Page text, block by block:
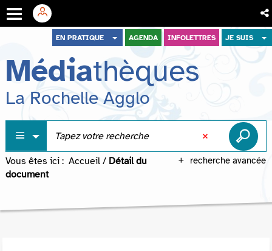
menu
contenu
recherche
EN PRATIQUE AGENDA INFOLETTRES JE SUIS
Médiathèques
La Rochelle Agglo
recherche avancée
Vous êtes ici : Accueil / Détail du
document